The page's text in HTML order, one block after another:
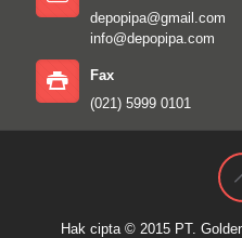
depopipa@gmail.com
info@depopipa.com
Fax
(021) 5999 0101
Hak cipta © 2015 PT.